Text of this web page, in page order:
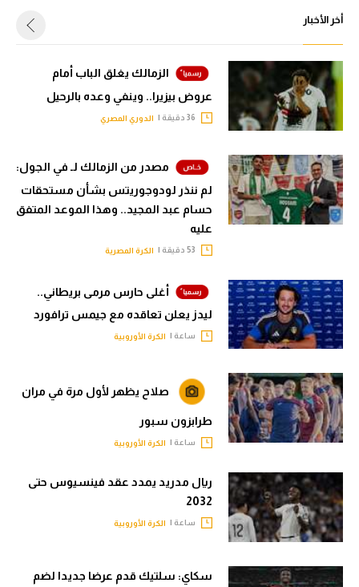
أخر الأخبار
الزمالك يغلق الباب أمام
عروض بيزيرا.. وينفي وعده بالرحيل
الدوري المصري
مصدر من الزمالك لـ في الجول:
لم ننذر لودوجوريتس بشأن مستحقات
حسام عبد المجيد.. وهذا الموعد المتفق
عليه
الكرة المصرية
أغلى حارس مرمى بريطاني..
ليدز يعلن تعاقده مع جيمس ترافورد
ساعة | الكرة الأوروبية
صلاح يظهر لأول مرة في مران
طرابزون سبور
ساعة | الكرة الأوروبية
ريال مدريد يمدد عقد فينسيوس حتى
2032
ساعة | الكرة الأوروبية
سكاي: سلتيك قدم عرضا جديدا لضم